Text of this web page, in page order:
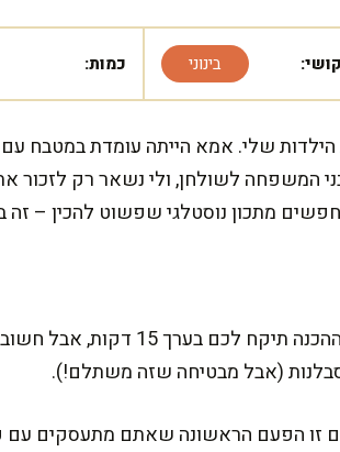
בינוני כמות:
שלי. אמא הייתה עומדת במטבח
המשפחה לשולחן, ולי נשאר רק
מתכון נוסטלגי שפשוט להכין –
המתכון הזה באמת פשוט ומהיר
(אבל מבטיחה שזה משתלם!).
זו הפעם הראשונה שאתם מתעסקים עם